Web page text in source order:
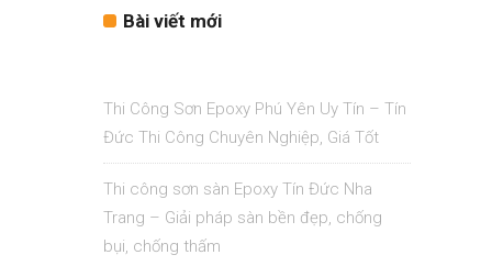
Bài viết mới
Thi Công Sơn Epoxy Phú Yên Uy Tín – Tín
Đức Thi Công Chuyên Nghiệp, Giá Tốt
Thi công sơn sàn Epoxy Tín Đức Nha
Trang – Giải pháp sàn bền đẹp, chống
bụi, chống thấm